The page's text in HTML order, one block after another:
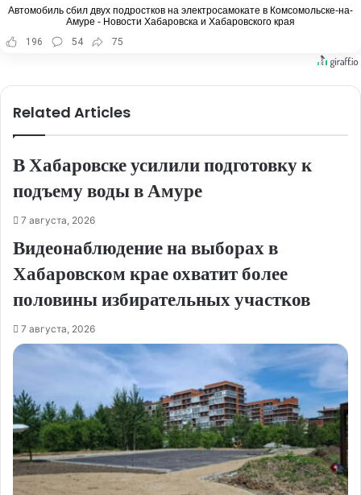
Автомобиль сбил двух подростков на электросамокате в Комсомольске-на-
Амуре - Новости Хабаровска и Хабаровского края
196
54 75
Related Articles
В Хабаровске усилили подготовку к
подъему воды в Амуре
7 августа, 2026
Видеонаблюдение на выборах в
Хабаровском крае охватит более
половины избирательных участков
7 августа, 2026